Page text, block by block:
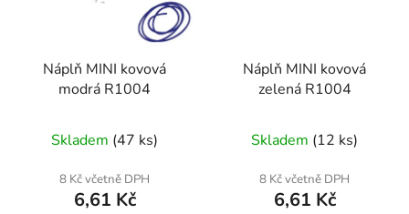
Náplň MINI kovová
modrá R1004
Skladem (47 ks)
8 Kč včetně DPH
6,61 Kč
Náplň MINI kovová
zelená R1004
Skladem (12 ks)
8 Kč včetně DPH
6,61 Kč